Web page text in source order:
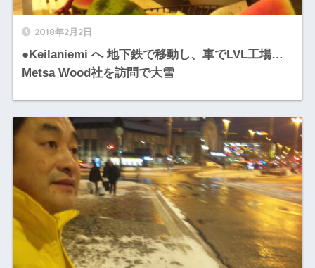
2018年2月2日
●Keilaniemi へ 地下鉄で移動し、車でLVL工場…
Metsa Wood社を訪問で大雪